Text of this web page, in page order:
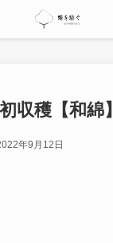
収穫【和綿】
年9月12日